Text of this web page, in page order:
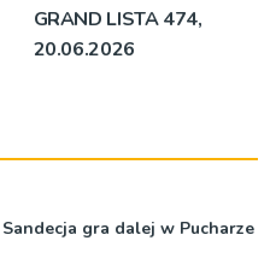
GRAND LISTA 474,
20.06.2026
gra dalej w Pucharze